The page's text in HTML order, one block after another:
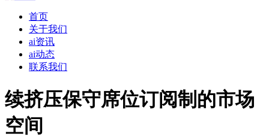
首页
关于我们
ai资讯
ai动态
联系我们
续挤压保守席位订阅制的市场
空间